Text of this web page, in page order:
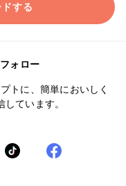
する
ォロー
トに、簡単においしく
ています。